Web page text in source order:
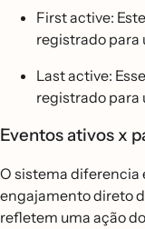
First active:
registrado para
Last active:
registrado para
Eventos ativos x
O sistema diferencia
engajamento direto
refletem uma ação